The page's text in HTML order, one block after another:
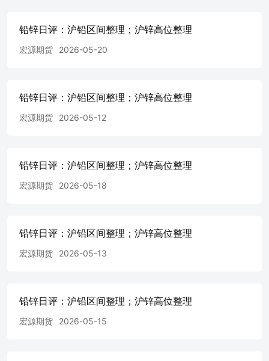
铅锌日评：沪铅区间整理；沪锌高位整理
宏源期货 2026-05-20
铅锌日评：沪铅区间整理；沪锌高位整理
宏源期货 2026-05-12
铅锌日评：沪铅区间整理；沪锌高位整理
宏源期货 2026-05-18
铅锌日评：沪铅区间整理；沪锌高位整理
宏源期货 2026-05-13
铅锌日评：沪铅区间整理；沪锌高位整理
宏源期货 2026-05-15